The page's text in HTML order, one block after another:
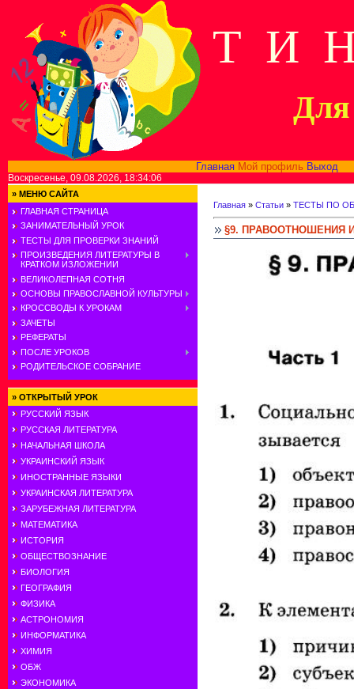
Т И
Для
Главная Мой профиль Выход
Воскресенье, 09.08.2026, 18:34:06
» МЕНЮ САЙТА
ГЛАВНАЯ СТРАНИЦА
ЗАНИМАТЕЛЬНЫЙ УРОК
ТЕСТЫ ДЛЯ ПРОВЕРКИ ЗНАНИЙ
ПРОИЗВЕДЕНИЯ ЛИТЕРАТУРЫ В
КРАТКОМ ИЗЛОЖЕНИИ
ВЕЛИКОЛЕПНАЯ СОТНЯ
ОСНОВЫ ПРАВОСЛАВНОЙ КУЛЬТУРЫ
КРОССВОДЫ К УРОКАМ
ЗАЧЕТЫ
РЕФЕРАТЫ
ПОСЛЕ УРОКОВ
РОДИТЕЛЬСКОЕ СОБРАНИЕ
» ОТКРЫТЫЙ УРОК
РУССКИЙ ЯЗЫК
РУССКАЯ ЛИТЕРАТУРА
НАЧАЛЬНАЯ ШКОЛА
УКРАИНСКИЙ ЯЗЫК
ИНОСТРАННЫЕ ЯЗЫКИ
УКРАИНСКАЯ ЛИТЕРАТУРА
ЗАРУБЕЖНАЯ ЛИТЕРАТУРА
МАТЕМАТИКА
ИСТОРИЯ
ОБЩЕСТВОЗНАНИЕ
БИОЛОГИЯ
ГЕОГРАФИЯ
ФИЗИКА
АСТРОНОМИЯ
ИНФОРМАТИКА
ХИМИЯ
ОБЖ
ЭКОНОМИКА
Главная » Статьи » ТЕСТЫ ПО
§9. ПРАВООТНОШЕНИЯ